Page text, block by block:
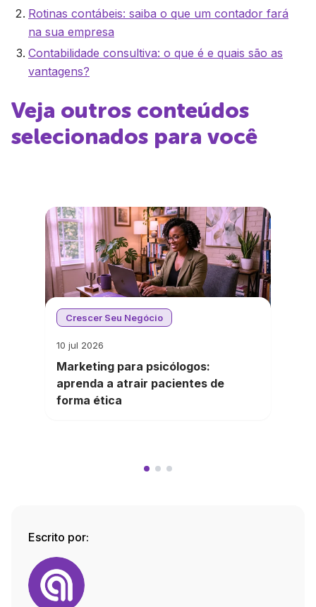
Rotinas contábeis: saiba o que um contador fará
na sua empresa
Contabilidade consultiva: o que é e quais são as
vantagens?
Veja outros conteúdos
selecionados para você
Crescer Seu Negócio
10 jul 2026
Marketing para psicólogos:
aprenda a atrair pacientes de
forma ética
Escrito por: